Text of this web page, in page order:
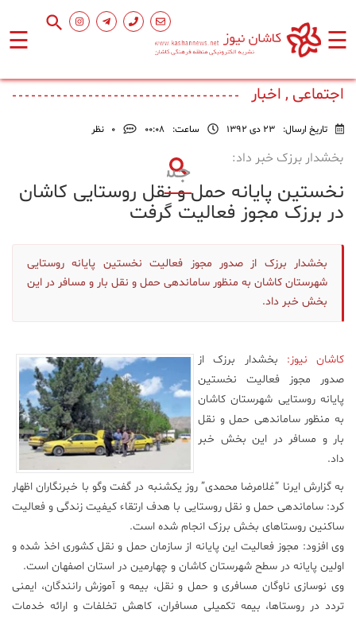
☰ ☰
اصلی
فرهنگ
و
هنر
ورزشی
محیط
علم
و
فناوری
عکس
پادکست
مجله
فرهنگی
و
هنری
اجتماعی , اخبار
تاریخ ارسال: 23 دی 1392 ساعت: ۰۰:۰۸ 0 نظر
بخشدار برزک خبر داد:
نخستین پایانه حمل و نقل روستایی کاشان
در برزک مجوز فعالیت گرفت
بخشدار برزک از صدور مجوز فعالیت نخستین پایانه روستایی
شهرستان کاشان به منظور ساماندهی حمل و نقل بار و مسافر در این
بخش خبر داد.
کاشان نیوز: بخشدار برزک از
صدور مجوز فعالیت نخستین
پایانه روستایی شهرستان کاشان
به منظور ساماندهی حمل و نقل
بار و مسافر در این بخش خبر
داد.
به گزارش ایرنا “غلامرضا محمدی” روز یکشنبه در گفت وگو با خبرنگاران اظهار
کرد: ساماندهی حمل و نقل روستایی با هدف ارتقاء کیفیت زندگی و فعالیت
ساکنین روستاهای بخش برزک انجام شده است.
وی افزود: مجوز فعالیت این پایانه از سازمان حمل و نقل کشوری اخذ شده و
اولین پایانه در سطح شهرستان کاشان و چهارمین در استان اصفهان است.
وی نوسازی ناوگان مسافری و حمل و نقل، بیمه و آموزش رانندگان، ایمنی
تردد در روستاها، بیمه تکمیلی مسافران، کاهش تخلفات و ارائه خدمات